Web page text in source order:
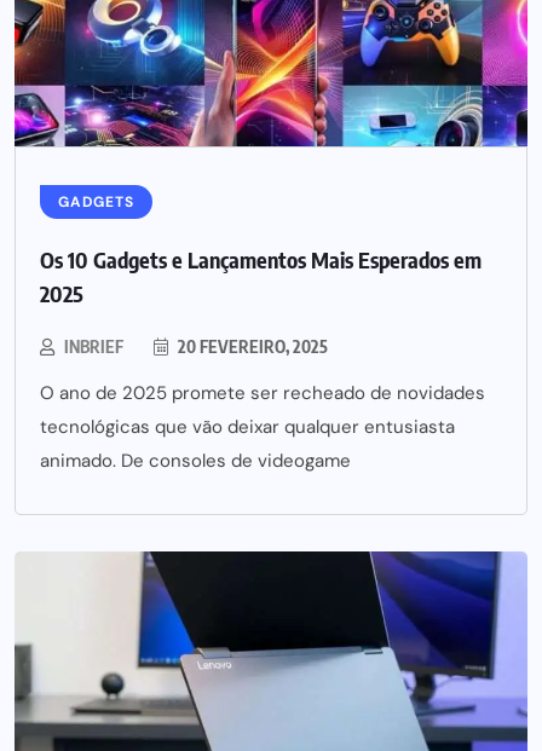
GADGETS
Os 10 Gadgets e Lançamentos Mais Esperados em
2025
INBRIEF 20 FEVEREIRO, 2025
O ano de 2025 promete ser recheado de novidades
tecnológicas que vão deixar qualquer entusiasta
animado. De consoles de videogame